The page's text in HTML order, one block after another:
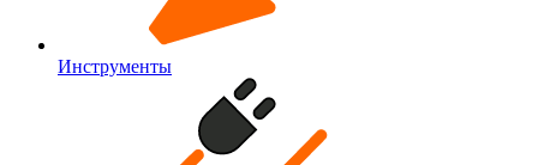
Инструменты